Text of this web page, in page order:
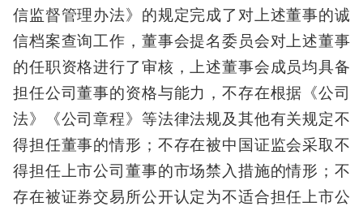
信监督管理办法》的规定完成了对上述董事的诚
信档案查询工作，董事会提名委员会对上述董事
的任职资格进行了审核，上述董事会成员均具备
担任公司董事的资格与能力，不存在根据《公司
法》《公司章程》等法律法规及其他有关规定不
得担任董事的情形；不存在被中国证监会采取不
得担任上市公司董事的市场禁入措施的情形；不
存在被证券交易所公开认定为不适合担任上市公